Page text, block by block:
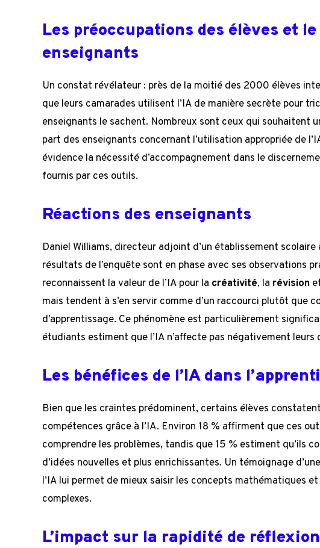
Les préoccupations des élèves et
enseignants
Un constat révélateur : près de la moitié des 2000 élèves
que leurs camarades utilisent l’IA de manière secrète pour
enseignants le sachent. Nombreux sont ceux qui souhaitent
part des enseignants concernant l’utilisation appropriée de
évidence la nécessité d’accompagnement dans le
fournis par ces outils.
Réactions des enseignants
Daniel Williams, directeur adjoint d’un établissement
résultats de l’enquête sont en phase avec ses observations
reconnaissent la valeur de l’IA pour la créativité, la révision
mais tendent à s’en servir comme d’un raccourci plutôt que
d’apprentissage. Ce phénomène est particulièrement
étudiants estiment que l’IA n’affecte pas négativement leurs
Les bénéfices de l’IA dans
Bien que les craintes prédominent, certains élèves
compétences grâce à l’IA. Environ 18 % affirment que ces
comprendre les problèmes, tandis que 15 % estiment qu’ils
d’idées nouvelles et plus enrichissantes. Un témoignage
l’IA lui permet de mieux saisir les concepts mathématiques
complexes.
L’impact sur la rapidité de réflexion